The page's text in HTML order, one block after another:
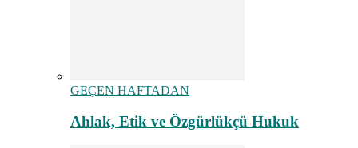
GEÇEN HAFTADAN
Ahlak, Etik ve Özgürlükçü Hukuk